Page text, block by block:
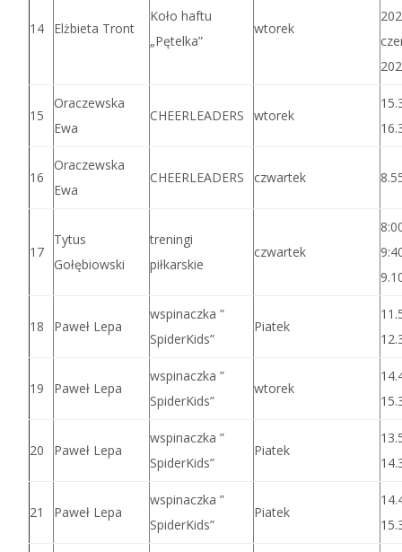
14 Elżbieta Tront
Koło haftu
„Pętelka”
wtorek
15
Oraczewska
Ewa
CHEERLEADERS wtorek
16
Oraczewska
Ewa
CHEERLEADERS czwartek
17
Tytus
Gołębiowski
treningi
piłkarskie
czwartek
18 Paweł Lepa
wspinaczka ”
SpiderKids”
Piatek
19 Paweł Lepa
wspinaczka ”
SpiderKids”
wtorek
20 Paweł Lepa
wspinaczka ”
SpiderKids”
Piatek
21 Paweł Lepa
wspinaczka ”
SpiderKids”
Piatek